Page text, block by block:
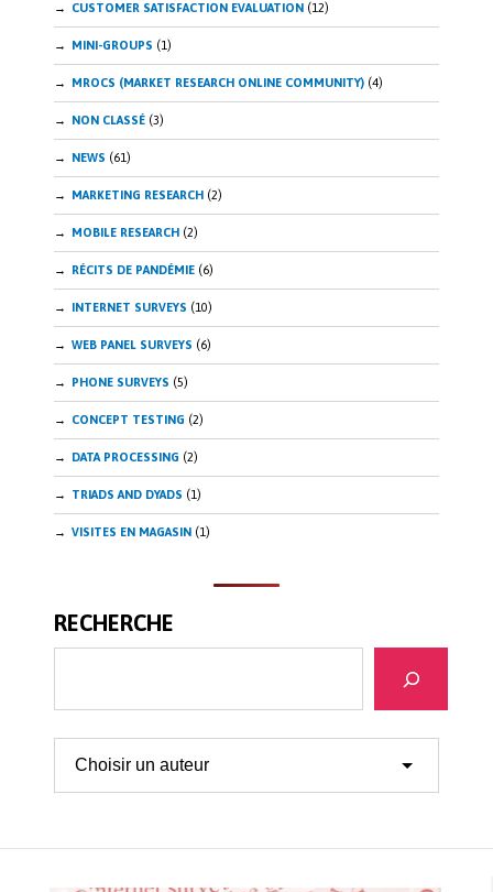
CUSTOMER SATISFACTION EVALUATION (12)
MINI-GROUPS (1)
MROCS (MARKET RESEARCH ONLINE COMMUNITY) (4)
NON CLASSÉ (3)
NEWS (61)
MARKETING RESEARCH (2)
MOBILE RESEARCH (2)
RÉCITS DE PANDÉMIE (6)
INTERNET SURVEYS (10)
WEB PANEL SURVEYS (6)
PHONE SURVEYS (5)
CONCEPT TESTING (2)
DATA PROCESSING (2)
TRIADS AND DYADS (1)
VISITES EN MAGASIN (1)
RECHERCHE